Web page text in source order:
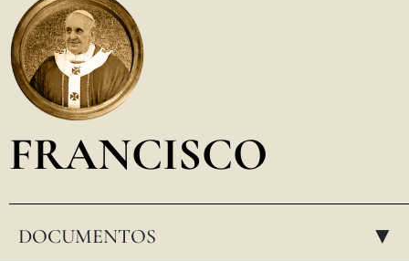
العربيّة
FRANCISCO
DOCUMENTOS ▸